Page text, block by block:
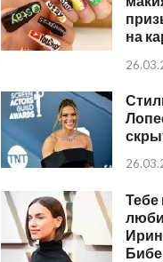
на
Тебе